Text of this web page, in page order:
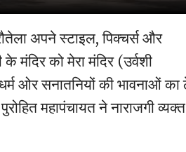
अपने स्टाइल, पिक्चर्स और
मंदिर को मेरा मंदिर (उर्वशी
ओर सनातनियों की भावनाओं
महापंचायत ने नाराजगी व्यक्त